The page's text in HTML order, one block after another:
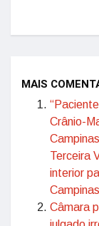
MAIS
Crânio-
Terceira
interior
Campinas
Câmara